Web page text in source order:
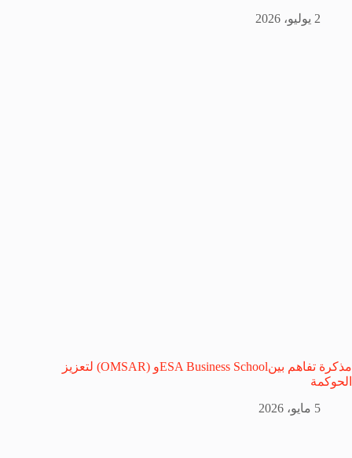
2 يوليو، 2026
مذكرة تفاهم بينESA Business Schoolو (OMSAR) لتعزيز
الحوكمة
5 مايو، 2026